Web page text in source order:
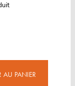
AU PANIER